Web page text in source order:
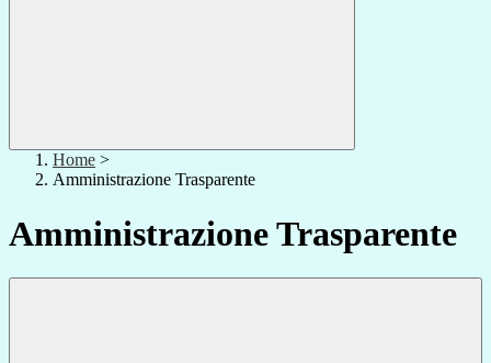
Home >
Amministrazione Trasparente
Amministrazione Trasparente